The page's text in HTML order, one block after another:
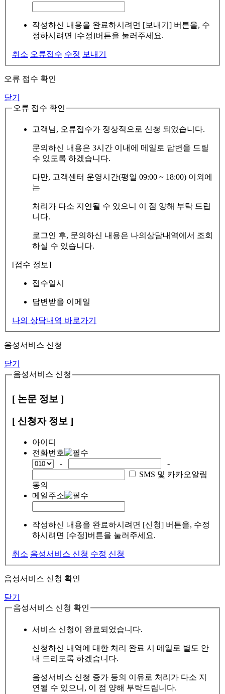
작성하신 내용을 완료하시려면 [보내기] 버튼을, 수
정하시려면 [수정]버튼을 눌러주세요.
취소 오류접수 수정 보내기
오류 접수 확인
닫기
오류 접수 확인
고객님, 오류접수가 정상적으로 신청 되었습니다.
문의하신 내용은 3시간 이내에 메일로 답변을 드릴
수 있도록 하겠습니다.
다만, 고객센터 운영시간(평일 09:00 ~ 18:00) 이외에
는
처리가 다소 지연될 수 있으니 이 점 양해 부탁 드립
니다.
로그인 후, 문의하신 내용은 나의상담내역에서 조회
하실 수 있습니다.
[접수 정보]
접수일시
답변받을 이메일
나의 상담내역 바로가기
음성서비스 신청
닫기
음성서비스 신청
[ 논문 정보 ]
[ 신청자 정보 ]
아이디
전화번호
-
-
SMS 및 카카오알림
동의
메일주소
작성하신 내용을 완료하시려면 [신청] 버튼을, 수정
하시려면 [수정]버튼을 눌러주세요.
취소 음성서비스 신청 수정 신청
음성서비스 신청 확인
닫기
음성서비스 신청 확인
서비스 신청이 완료되었습니다.
신청하신 내역에 대한 처리 완료 시 메일로 별도 안
내 드리도록 하겠습니다.
음성서비스 신청 증가 등의 이유로 처리가 다소 지
연될 수 있으니, 이 점 양해 부탁드립니다.